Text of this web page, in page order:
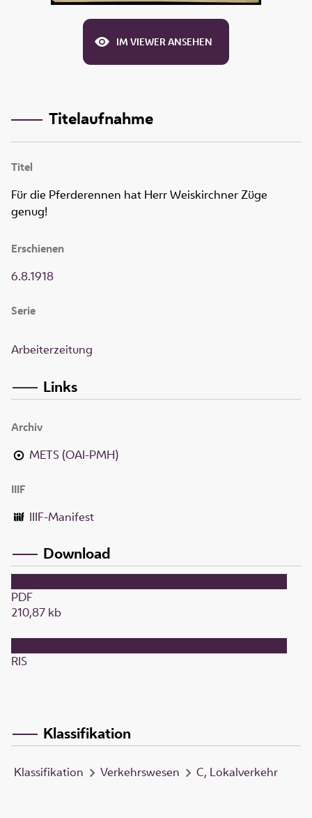
IM VIEWER ANSEHEN
Titelaufnahme
Titel
Für die Pferderennen hat Herr Weiskirchner Züge
genug!
Erschienen
6.8.1918
Serie
Arbeiterzeitung
Links
Archiv
METS (OAI-PMH)
IIIF
IIIF-Manifest
Download
PDF
210,87 kb
RIS
Klassifikation
Klassifikation Verkehrswesen C, Lokalverkehr